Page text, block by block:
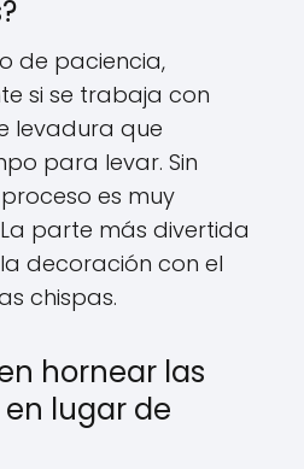
de paciencia,
si se trabaja con
levadura que
para levar. Sin
es muy
parte más divertida
decoración con el
chispas.
hornear las
lugar de